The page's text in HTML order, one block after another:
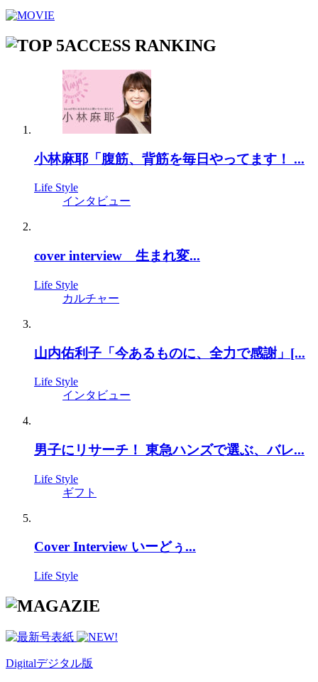
ACCESS RANKING
小林麻耶「腹筋、背筋を毎日やってます！ ...
Life Style
インタビュー
cover interview 生まれ変...
Life Style
カルチャー
山内佑利子「今あるものに、全力で感謝」[...
Life Style
インタビュー
男子にリサーチ！ 東急ハンズで選ぶ、バレ...
Life Style
ギフト
Cover Interview いーどぅ...
Life Style
Digitalデジタル版